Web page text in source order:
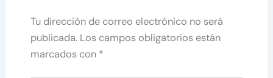
Tu dirección de correo electrónico no será
publicada. Los campos obligatorios están
marcados con *